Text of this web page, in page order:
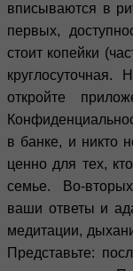
вписываются в
первых,
стоит копейки
откройте
в банке, и никто
ценно для тех,
семье. Во-
ваши ответы и
медитации,
Представьте: